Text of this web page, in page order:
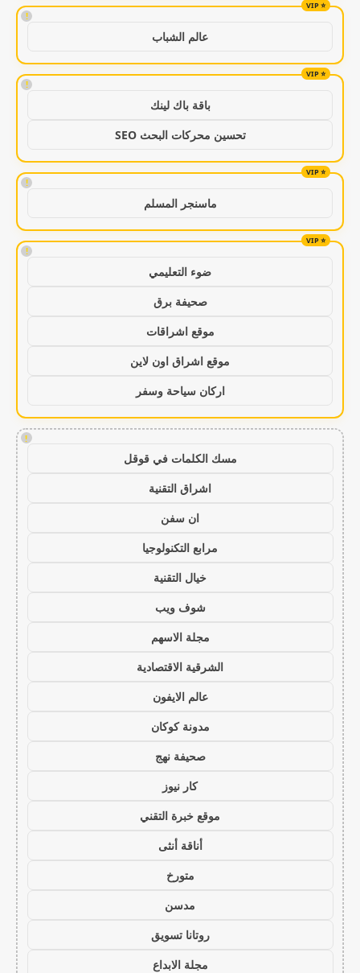
!
عالم الشباب
!
باقة باك لينك
تحسين محركات البحث SEO
!
ماسنجر المسلم
!
ضوء التعليمي
صحيفة برق
موقع اشراقات
موقع اشراق اون لاين
اركان سياحة وسفر
!
مسك الكلمات في قوقل
اشراق التقنية
ان سفن
مرابع التكنولوجيا
خيال التقنية
شوف ويب
مجلة الاسهم
الشرقية الاقتصادية
عالم الايفون
مدونة كوكان
صحيفة نهج
كار نيوز
موقع خبرة التقني
أناقة أنثى
متورخ
مدسن
روتانا تسويق
مجلة الابداع